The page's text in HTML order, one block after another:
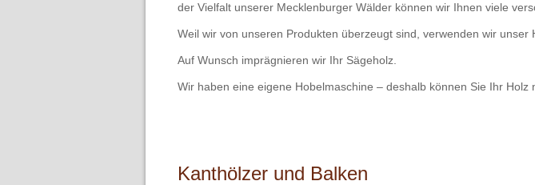
der Vielfalt unserer Mecklenburger Wälder können wir Ihnen viele
Weil wir von unseren Produkten überzeugt sind, verwenden wir unser
Auf Wunsch imprägnieren wir Ihr Sägeholz.
Wir haben eine eigene Hobelmaschine – deshalb können Sie Ihr Holz
Kanthölzer und Balken